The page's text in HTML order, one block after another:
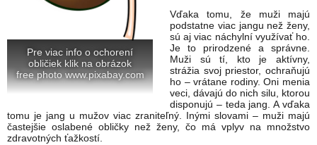
Pre viac info o ochorení
obličiek klik na obrázok
free photo www.pixabay.com
Vďaka tomu, že muži majú
podstatne viac jangu než ženy,
sú aj viac náchylní využívať ho.
Je to prirodzené a správne.
Muži sú tí, kto je aktívny,
strážia svoj priestor, ochraňujú
ho – vrátane rodiny. Oni menia
veci, dávajú do nich silu, ktorou
disponujú – teda jang. A vďaka
tomu je jang u mužov viac zraniteľný. Inými slovami – muži majú
častejšie oslabené obličky než ženy, čo má vplyv na množstvo
zdravotných ťažkostí.